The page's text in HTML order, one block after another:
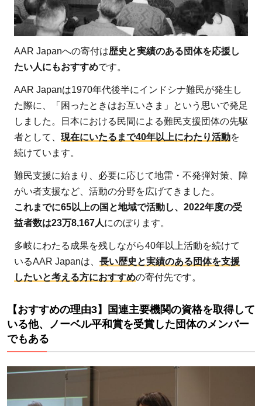
ンバ
ーで
もあ
る
2
AAR
Japan［難
民を助け
る会］ っ
てどんな
活動をし
体？
2.1
活動
1：
難民
支援
2.1.1
緊急支
2.1.2
避難先
らしの
AAR Japanへの寄付は歴史と実績のある団体を応援し
たい人にもおすすめです。
AAR Japanは1970年代後半にインドシナ難民が発生し
た際に、「困ったときはお互いさま」という思いで発足
しました。日本における民間による難民支援団体の先駆
者として、 現在にいたるまで40年以上にわたり活動を
続けています。
難民支援に始まり、必要に応じて地雷・不発弾対策、障
がい者支援など、活動の分野を広げてきました。
これまでに65以上の国と地域で活動し、2022年度の受
益者数は23万8,167人にのぼります。
多岐にわたる成果を残しながら40年以上活動を続けて
いるAAR Japanは、 長い歴史と実績のある団体を支援
したいと考える方におすすめの寄付先です。
【おすすめの理由3】国連主要機関の資格を取得して
いる他、ノーベル平和賞を受賞した団体のメンバー
でもある